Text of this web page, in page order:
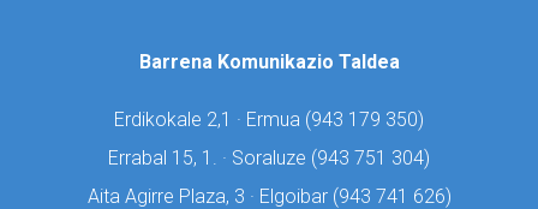
Barrena Komunikazio Taldea
Erdikokale 2,1 · Ermua (943 179 350)
Errabal 15, 1. · Soraluze (943 751 304)
Aita Agirre Plaza, 3 · Elgoibar (943 741 626)